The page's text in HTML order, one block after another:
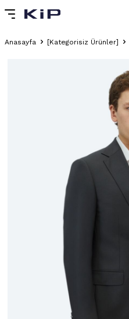
Anasayfa [Kategorisiz Ürünler]